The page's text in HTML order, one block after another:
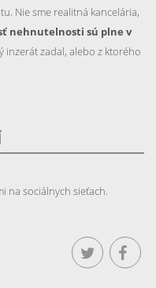
Nie sme realitná kancelária,
nehnutelnosti sú plne v
inzerát zadal, alebo z ktorého
na sociálnych sieťach.